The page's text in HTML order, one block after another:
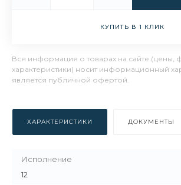
КУПИТЬ В 1 КЛИК
Вся информация о товарах на сайте (цены,
характеристики) носит информационный
является публичной офертой.
ХАРАКТЕРИСТИКИ ДОКУМЕНТЫ
Исполнение
12